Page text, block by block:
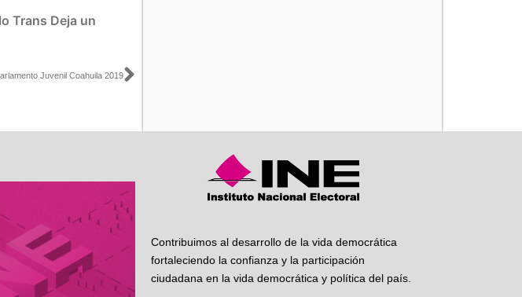
Trans Deja un
Juvenil Coahuila 2019Siguiente
Contribuimos al desarrollo de la vida democrática
fortaleciendo la confianza y la participación
ciudadana en la vida democrática y política del país.